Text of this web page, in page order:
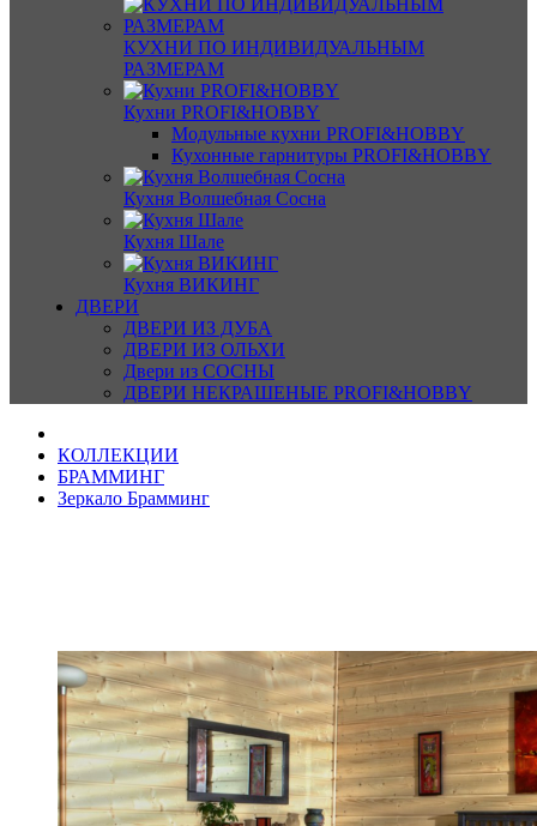
КУХНИ ПО ИНДИВИДУАЛЬНЫМ
РАЗМЕРАМ
Кухни PROFI&HOBBY
Модульные кухни PROFI&HOBBY
Кухонные гарнитуры PROFI&HOBBY
Кухня Волшебная Сосна
Кухня Шале
Кухня ВИКИНГ
ДВЕРИ
ДВЕРИ ИЗ ДУБА
ДВЕРИ ИЗ ОЛЬХИ
Двери из СОСНЫ
ДВЕРИ НЕКРАШЕНЫЕ PROFI&HOBBY
КОЛЛЕКЦИИ
БРАММИНГ
Зеркало Брамминг